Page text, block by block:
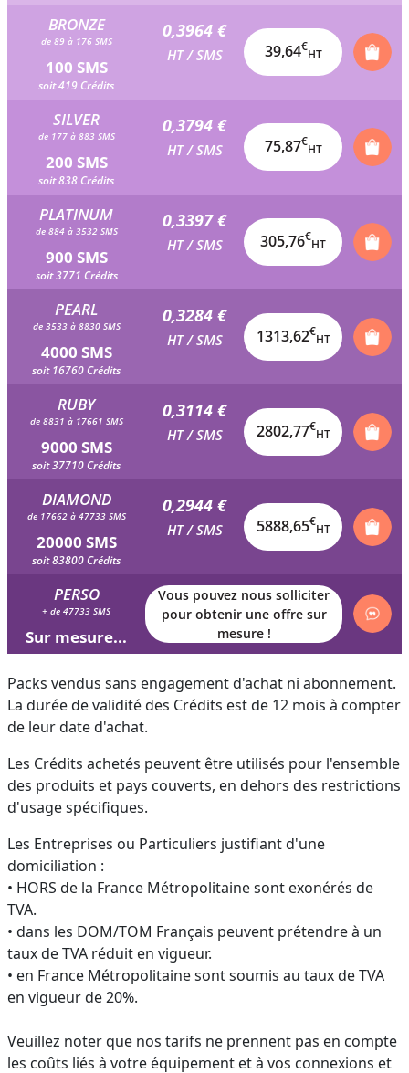
BRONZE
de 89 à 176 SMS
100 SMS
soit 419 Crédits
0,3964 €
HT / SMS 39,64€
HT
SILVER
de 177 à 883 SMS
200 SMS
soit 838 Crédits
0,3794 €
HT / SMS 75,87€
HT
PLATINUM
de 884 à 3532 SMS
900 SMS
soit 3771 Crédits
0,3397 €
HT / SMS 305,76€
HT
PEARL
de 3533 à 8830 SMS
4000 SMS
soit 16760 Crédits
0,3284 €
HT / SMS 1313,62€
HT
RUBY
de 8831 à 17661 SMS
9000 SMS
soit 37710 Crédits
0,3114 €
HT / SMS 2802,77€
HT
DIAMOND
de 17662 à 47733 SMS
20000 SMS
soit 83800 Crédits
0,2944 €
HT / SMS 5888,65€
HT
PERSO
+ de 47733 SMS
Sur mesure...
Vous pouvez nous solliciter
pour obtenir une offre sur
mesure !
Packs vendus sans engagement d'achat ni abonnement.
La durée de validité des Crédits est de 12 mois à compter
de leur date d'achat.
Les Crédits achetés peuvent être utilisés pour l'ensemble
des produits et pays couverts, en dehors des restrictions
d'usage spécifiques.
Les Entreprises ou Particuliers justifiant d'une
domiciliation :
• HORS de la France Métropolitaine sont exonérés de
TVA.
• dans les DOM/TOM Français peuvent prétendre à un
taux de TVA réduit en vigueur.
• en France Métropolitaine sont soumis au taux de TVA
en vigueur de 20%.
Veuillez noter que nos tarifs ne prennent pas en compte
les coûts liés à votre équipement et à vos connexions et